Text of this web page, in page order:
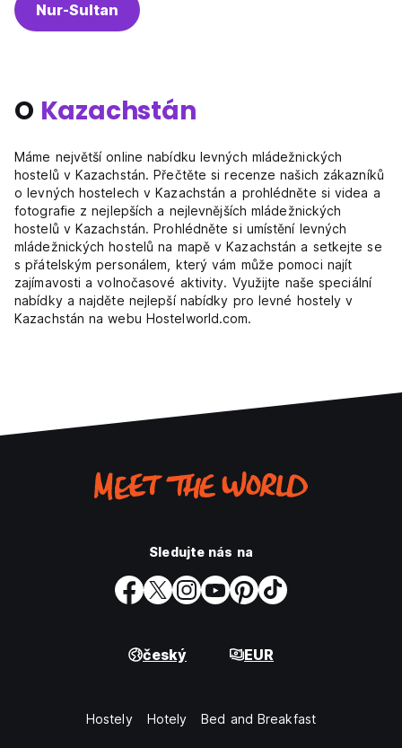
Nur-Sultan
O Kazachstán
Máme největší online nabídku levných mládežnických
hostelů v Kazachstán. Přečtěte si recenze našich zákazníků
o levných hostelech v Kazachstán a prohlédněte si videa a
fotografie z nejlepších a nejlevnějších mládežnických
hostelů v Kazachstán. Prohlédněte si umístění levných
mládežnických hostelů na mapě v Kazachstán a setkejte se
s přátelským personálem, který vám může pomoci najít
zajímavosti a volnočasové aktivity. Využijte naše speciální
nabídky a najděte nejlepší nabídky pro levné hostely v
Kazachstán na webu Hostelworld.com.
Sledujte nás na
český EUR
Hostely Hotely Bed and Breakfast